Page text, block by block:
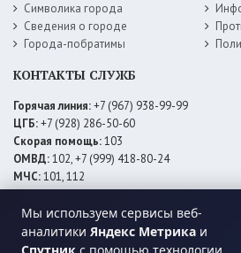
Мы используем сервисы веб-
аналитики Яндекс Метрика и
Символика города
Сведения о городе
Города-побратимы
КОНТАКТЫ СЛУЖБ
Горячая линия:+7 (967) 938-99-99
ЦГБ:+7 (928) 286-50-60
Скорая помощь:103
ОМВД:102, +7 (999) 418-80-24
МЧС:101, 112
ЕДДС:+7 (928) 576-09-83
Электросети:+7 (800) 220-02-20
Даггаз:+7 (928) 980-64-04
Горводоснаб: +7 (928) 559-59-74